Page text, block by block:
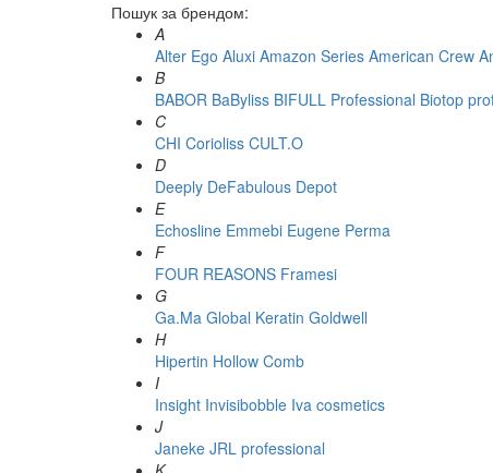
Пошук за брендом:
A
Alter Ego Aluxi Amazon Series American Crew
B
BABOR BaByliss BIFULL Professional Biotop
C
CHI Corioliss CULT.O
D
Deeply DeFabulous Depot
E
Echosline Emmebi Eugene Perma
F
FOUR REASONS Framesi
G
Ga.Ma Global Keratin Goldwell
H
Hipertin Hollow Comb
I
Insight Invisibobble Iva cosmetics
J
Janeke JRL professional